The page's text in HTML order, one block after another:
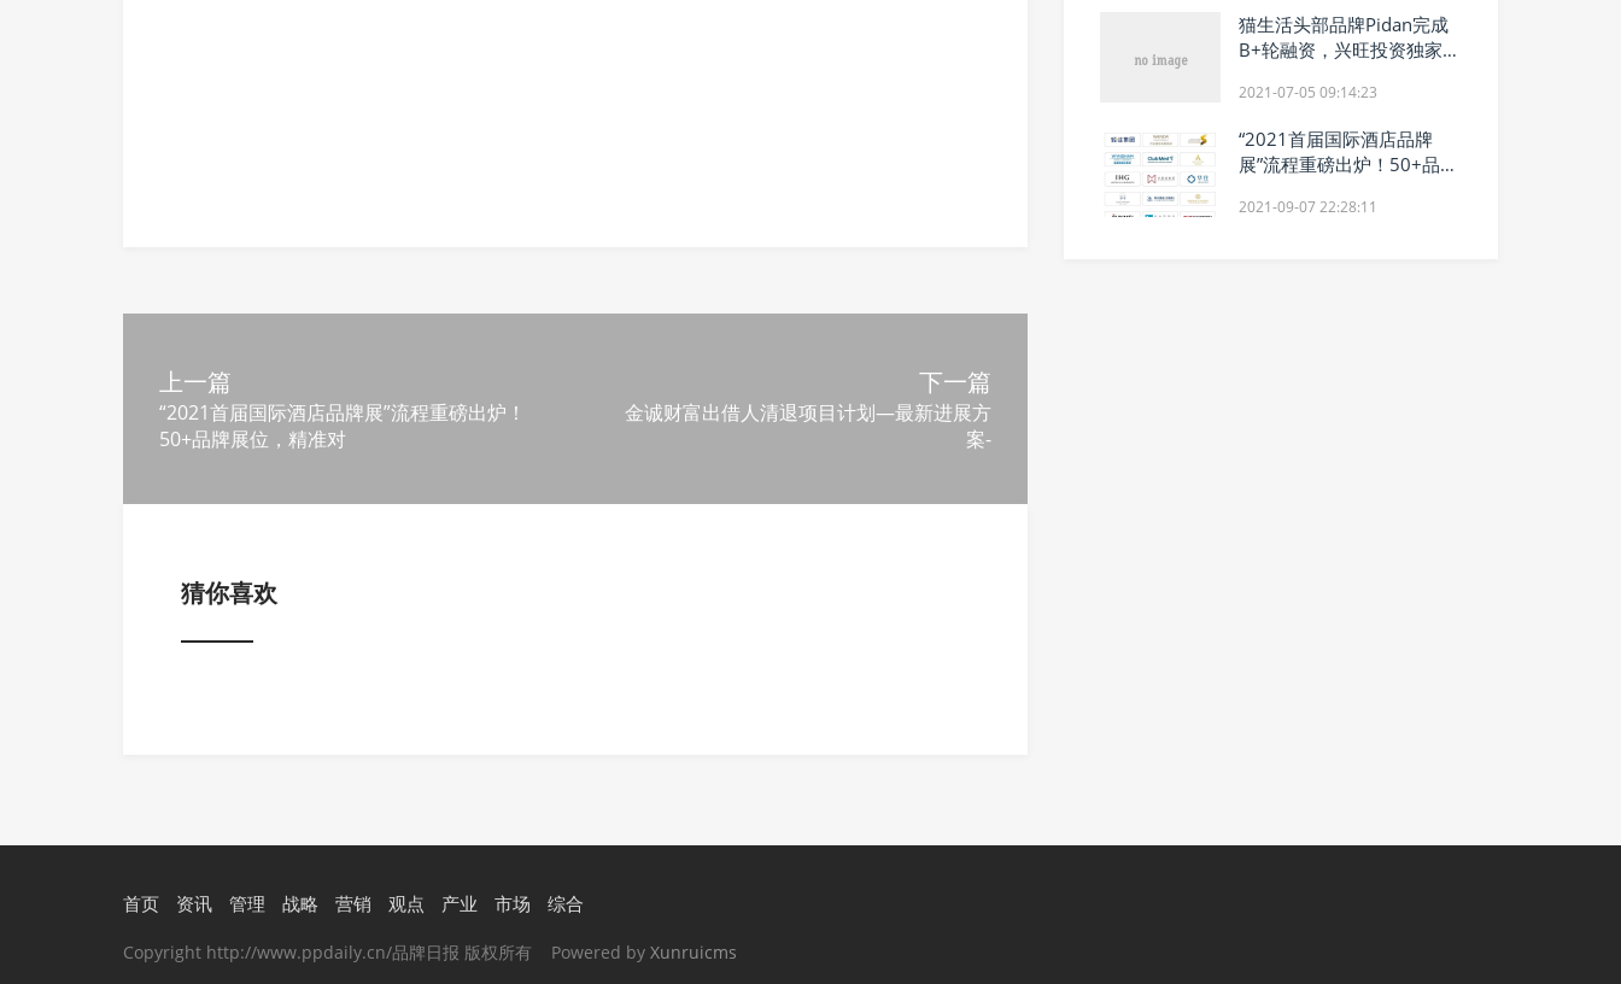
上一篇
“2021首届国际酒店品牌展”流程重磅出炉！
50+品牌展位，精准对
下一篇
金诚财富出借人清退项目计划—最新进展方
案-
猜你喜欢
猫生活头部品牌Pidan完成
B+轮融资，兴旺投资独家领
2021-07-05 09:14:23
“2021首届国际酒店品牌
展”流程重磅出炉！50+品牌
2021-09-07 22:28:11
首页 资讯 管理 战略 营销 观点 产业 市场 综合
Copyright http://www.ppdaily.cn/品牌日报 版权所有 Powered by Xunruicms